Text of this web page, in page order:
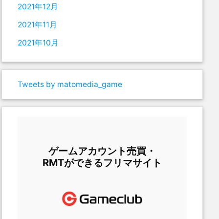
2021年12月
2021年11月
2021年10月
Tweets by matomedia_game
ゲームアカウント売買・
RMTができるフリマサイト